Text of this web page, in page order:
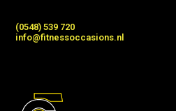
(0548) 539 720
info@fitnessoccasions.nl